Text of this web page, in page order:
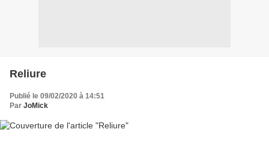
Reliure
Publié le 09/02/2020 à 14:51
Par JoMick